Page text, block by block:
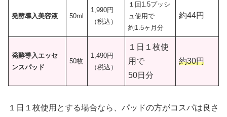
発酵導入美容液 50ml
1,990円
（税込）
１回1.5プッシ
ュ使用で
約1.5ヶ月分
約44円
発酵導入エッセ
ンスパッド
50枚
1,490円
（税込）
１日１枚使
用で
50日分
約30円
１日１枚使用とする場合なら、パッドの方がコスパは良さ